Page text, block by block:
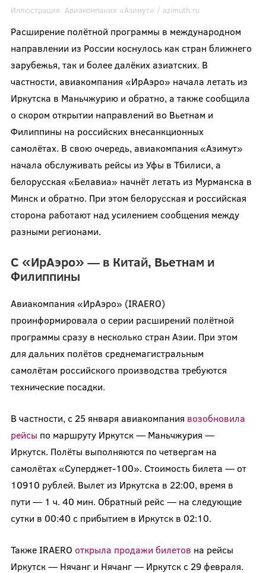
Иллюстрация: Авиакомпания «Азимут» / azimuth.ru
Расширение полётной программы в международном
направлении из России коснулось как стран ближнего
зарубежья, так и более далёких азиатских. В
частности, авиакомпания «ИрАэро» начала летать из
Иркутска в Маньчжурию и обратно, а также сообщила
о скором открытии направлений во Вьетнам и
Филиппины на российских внесанкционных
самолётах. В свою очередь, авиакомпания «Азимут»
начала обслуживать рейсы из Уфы в Тбилиси, а
белорусская «Белавиа» начнёт летать из Мурманска в
Минск и обратно. При этом белорусская и российская
сторона работают над усилением сообщения между
разными регионами.
С «ИрАэро» — в Китай, Вьетнам и
Филиппины
Авиакомпания «ИрАэро» (IRAERO)
проинформировала о серии расширений полётной
программы сразу в несколько стран Азии. При этом
для дальних полётов среднемагистральным
самолётам российского производства требуются
технические посадки.
В частности, с 25 января авиакомпания возобновила
рейсы по маршруту Иркутск — Маньчжурия —
Иркутск. Полёты выполняются по четвергам на
самолётах «Суперджет-100». Стоимость билета — от
10910 рублей. Вылет из Иркутска в 22:00, время в
пути — 1 ч. 40 мин. Обратный рейс — на следующие
сутки в 00:40 с прибытием в Иркутск в 02:10.
Также IRAERO открыла продажи билетов на рейсы
Иркутск — Нячанг и Нячанг — Иркутск с 29 февраля.